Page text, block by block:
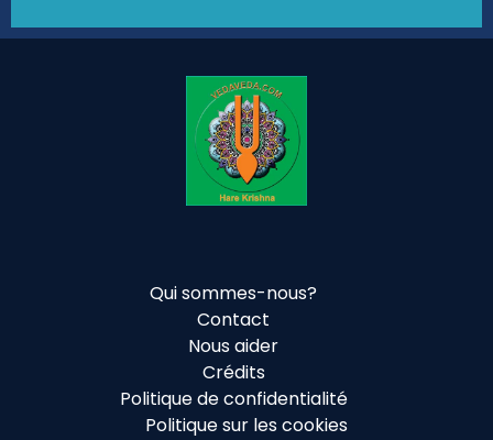
Qui sommes-nous?
Contact
Nous aider
Crédits
Politique de confidentialité
Politique sur les cookies